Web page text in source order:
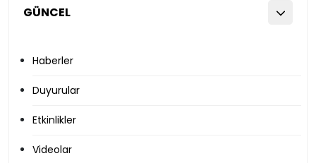
GÜNCEL
Haberler
Duyurular
Etkinlikler
Videolar